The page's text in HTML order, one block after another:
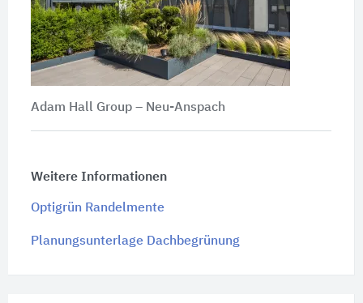
Adam Hall Group – Neu-Anspach
Weitere Informationen
Optigrün Randelmente
Planungsunterlage Dachbegrünung